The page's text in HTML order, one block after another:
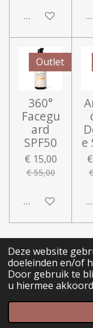
Deze website
doeleinden en/of
Door gebruik te
u hiermee
In winkelwagen
Outlet
360°
Facegu
ard
SPF50
€ 15,00
€ 55,00
In winkelwagen
e
© 2020 - 2026 Loved
Powered byJouwWeb